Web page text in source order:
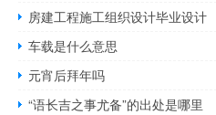
房建工程施工组织设计毕业设计
车载是什么意思
元宵后拜年吗
“语长吉之事尤备”的出处是哪里